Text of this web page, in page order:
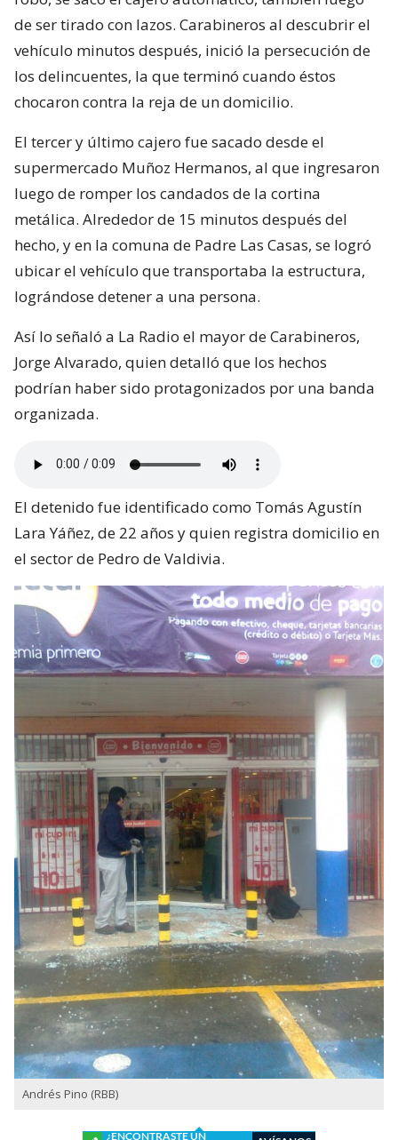
de ser tirado con lazos. Carabineros al descubrir el
vehículo minutos después, inició la persecución de
los delincuentes, la que terminó cuando éstos
chocaron contra la reja de un domicilio.
El tercer y último cajero fue sacado desde el
supermercado Muñoz Hermanos, al que ingresaron
luego de romper los candados de la cortina
metálica. Alrededor de 15 minutos después del
hecho, y en la comuna de Padre Las Casas, se logró
ubicar el vehículo que transportaba la estructura,
lográndose detener a una persona.
Así lo señaló a La Radio el mayor de Carabineros,
Jorge Alvarado, quien detalló que los hechos
podrían haber sido protagonizados por una banda
organizada.
El detenido fue identificado como Tomás Agustín
Lara Yáñez, de 22 años y quien registra domicilio en
el sector de Pedro de Valdivia.
Andrés Pino (RBB)
¿ENCONTRASTE UN